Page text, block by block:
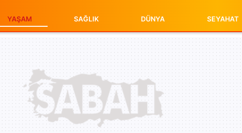
YAŞAM SAĞLIK DÜNYA SEYAHAT